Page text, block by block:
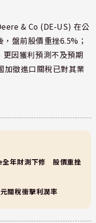
& Co (DE-US) 在公
盤前股價重挫6.5%；
因獲利預測不及預期
加徵進口關稅已對其業
全年財測下修 股價重挫
關稅衝擊利潤率